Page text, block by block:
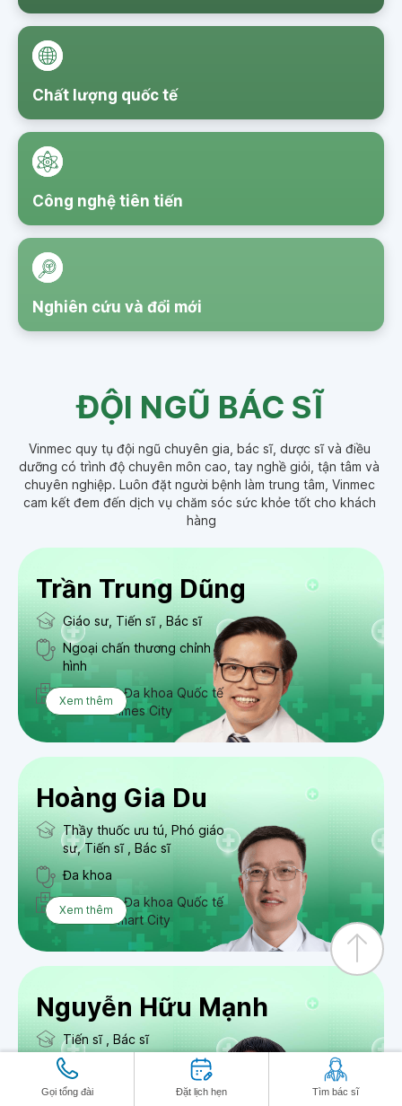
Chất lượng quốc tế
Công nghệ tiên tiến
Nghiên cứu và đổi mới
ĐỘI NGŨ BÁC SĨ
Vinmec quy tụ đội ngũ chuyên gia, bác sĩ, dược sĩ và điều
dưỡng có trình độ chuyên môn cao, tay nghề giỏi, tận tâm và
chuyên nghiệp. Luôn đặt người bệnh làm trung tâm, Vinmec
cam kết đem đến dịch vụ chăm sóc sức khỏe tốt cho khách
hàng
Trần Trung Dũng
Giáo sư, Tiến sĩ , Bác sĩ
Ngoại chấn thương chỉnh
hình
Bệnh viện Đa khoa Quốc tế
Vinmec Times City
Xem thêm
Hoàng Gia Du
Thầy thuốc ưu tú, Phó giáo
sư, Tiến sĩ , Bác sĩ
Đa khoa
Bệnh viện Đa khoa Quốc tế
Vinmec Smart City
Xem thêm
Nguyễn Hữu Mạnh
Tiến sĩ , Bác sĩ
Ngoại chấn thương chỉnh
hình
Gọi tổng đài Đặt lịch hẹn Tìm bác sĩ